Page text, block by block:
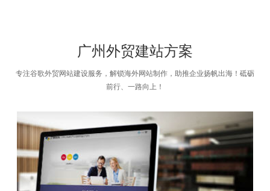
广州外贸建站方案
专注谷歌外贸网站建设服务，解锁海外网站制作，助推企业扬帆出海！砥砺
前行、一路向上！